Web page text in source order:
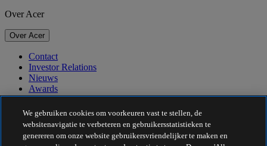
Over Acer
Over Acer
Contact
Investor Relations
Nieuws
Awards
Evenementen
Duurzaamheid
Duurzaamheid
We gebruiken cookies om voorkeuren vast te stellen, de
websitenavigatie te verbeteren en gebruikersstatistieken te
genereren om onze website gebruikersvriendelijker te maken en